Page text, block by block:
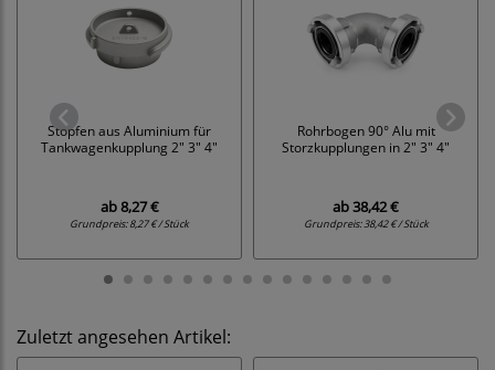
Stopfen aus Aluminium für
Tankwagenkupplung 2" 3" 4"
ab8,27 €
Grundpreis:8,27 € / Stück
Rohrbogen 90° Alu mit
Storzkupplungen in 2" 3" 4"
ab38,42 €
Grundpreis:38,42 € / Stück
Zuletzt angesehen Artikel: